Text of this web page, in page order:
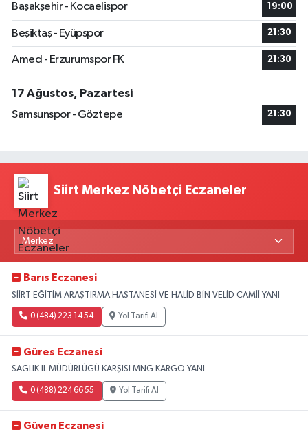
Başakşehir - Kocaelispor
19:00
Beşiktaş - Eyüpspor 21:30
Amed - Erzurumspor FK 21:30
17 Ağustos, Pazartesi
Samsunspor - Göztepe
21:30
Siirt Merkez Nöbetçi Eczaneler
Barıs Eczanesi
SİİRT EĞİTİM ARAŞTIRMA HASTANESİ VE HALİD BİN VELİD CAMİİ YANI
0 (484) 223 14 54 Yol Tarifi Al
Güres Eczanesi
SAĞLIK İL MÜDÜRLÜĞÜ KARŞISI MNG KARGO YANI
0 (488) 224 66 55 Yol Tarifi Al
Güven Eczanesi